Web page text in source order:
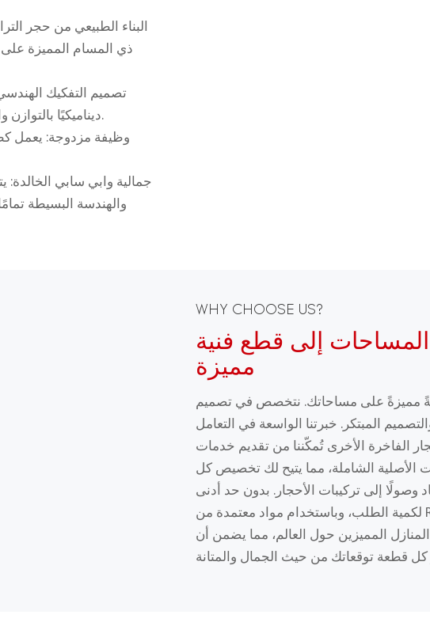
البناء الطبيعي من حجر
ذي المسام المميزة
تصميم التفكيك
ديناميكيًا بالتوازن والحركة، مستوحى من فن البنائية في القرن العشرين.
وظيفة مزدوجة: يعمل
جمالية وابي سابي الخالدة:
والهندسة البسيطة
WHY CHOOSE US?
إلى قطع فنية
مميزة
مميزةً على مساحاتك. نتخصص في تصميم
المبتكر. خبرتنا الواسعة في التعامل
الفاخرة الأخرى تُمكّننا من تقديم خدمات
الأصلية الشاملة، مما يتيح لك تخصيص كل
وصولًا إلى تركيبات الأحجار. بدون حد أدنى
لكمية الطلب، وباستخدام مواد معتمدة من RoHS، نوفر حلولًا مرنة وعالية الجودة
المميزين حول العالم، مما يضمن أن